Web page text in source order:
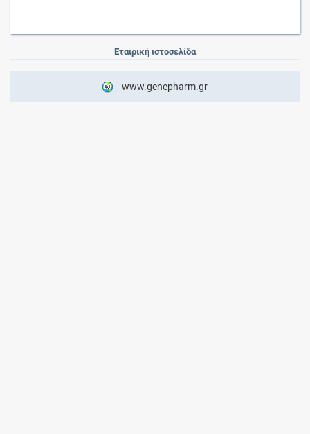
Εταιρική ιστοσελίδα
www.genepharm.gr